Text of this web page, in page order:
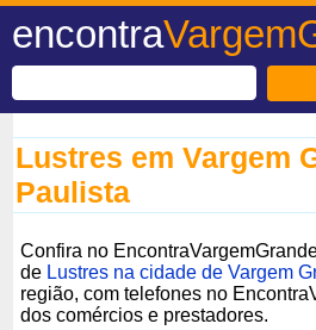
encontra
Lustres em Vargem
Paulista
Confira no
de Lustres na cidade de Vargem
região, com telefones no
dos comércios e prestadores.